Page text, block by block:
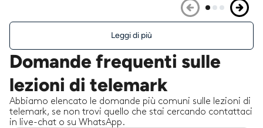
Leggi di più
Domande frequenti sulle
lezioni di telemark
Abbiamo elencato le domande più comuni sulle lezioni di
telemark, se non trovi quello che stai cercando contattaci
in live-chat o su WhatsApp.